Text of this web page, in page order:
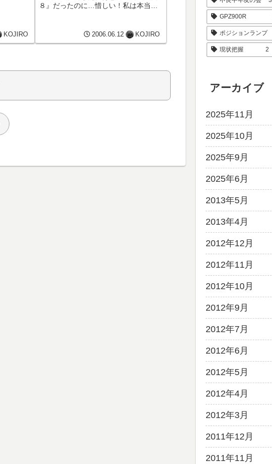
KOJIRO
８』だったのに…惜しい！私は本当に
2006.06.12 KOJIRO
GPZ900R
ポジションランプ
現状把握 2
アーカイブ
2025年11月
2025年10月
2025年9月
2025年6月
2013年5月
2013年4月
2012年12月
2012年11月
2012年10月
2012年9月
2012年7月
2012年6月
2012年5月
2012年4月
2012年3月
2011年12月
2011年11月